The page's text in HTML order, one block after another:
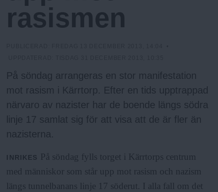
h
o
l
m
s
F
r
rasismen
På söndag arrangeras en stor manifestation
mot rasism i Kärrtorp. Efter en tids upptrappad
närvaro av nazister har de boende längs södra
linje 17 samlat sig för att visa att de är fler än
nazisterna.
INRIKES
På söndag fylls torget i Kärrtorps centrum
med människor som står upp mot rasism och nazism
längs tunnelbanans linje 17 söderut. I alla fall om det